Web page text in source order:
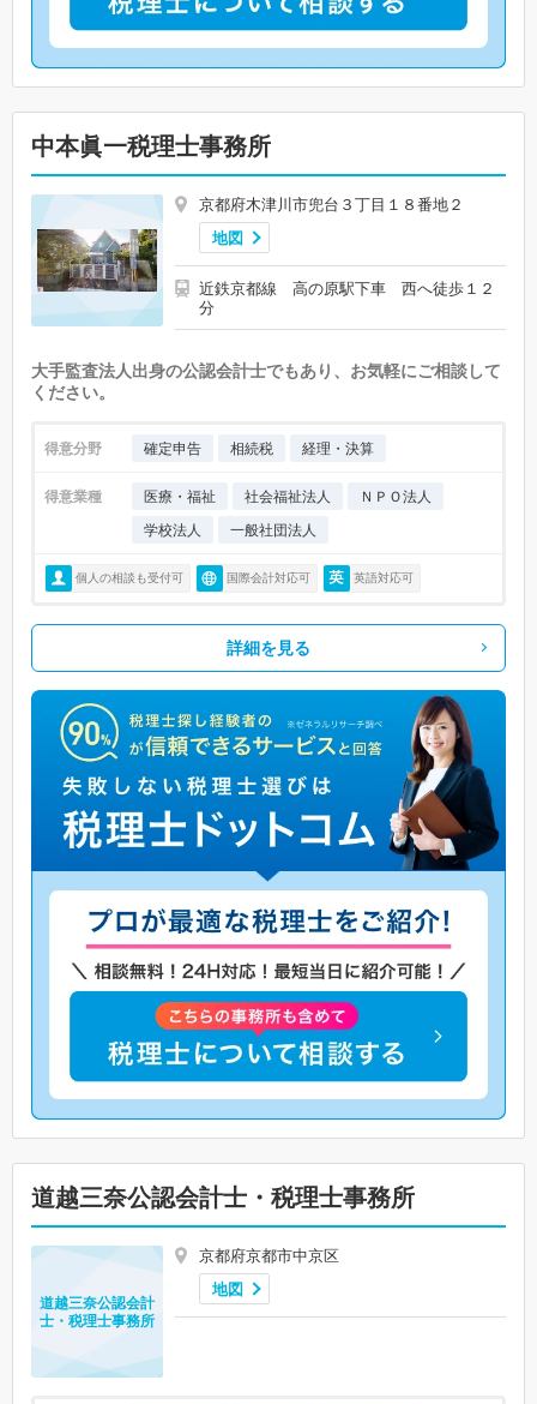
中本眞一税理士事務所
京都府木津川市兜台３丁目１８番地２
地図
近鉄京都線 高の原駅下車 西へ徒歩１２
分
大手監査法人出身の公認会計士でもあり、お気軽にご相談して
ください。
得意分野 確定申告 相続税 経理・決算
得意業種 医療・福祉 社会福祉法人
ＮＰＯ法人
学校法人
一般社団法人
個人の相談も受付可 国際会計対応可 英語対応可
詳細を見る
道越三奈公認会計士・税理士事務所
京都府京都市中京区
地図
道越三奈公認会計
士・税理士事務所